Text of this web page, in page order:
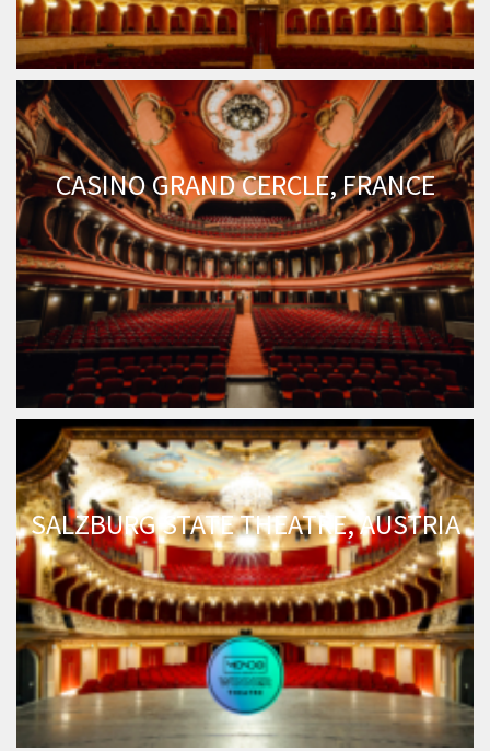
CASINO GRAND CERCLE, FRANCE
SALZBURG STATE THEATRE, AUSTRIA